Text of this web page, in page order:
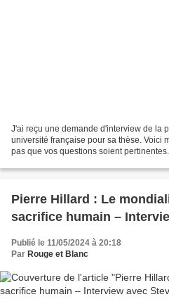
J'ai reçu une demande d'interview de la
université française pour sa thèse. Voici
pas que vos questions soient
Pierre Hillard : Le
sacrifice humain –
Publié le 11/05/2024 à 20:18
Par Rouge et Blanc